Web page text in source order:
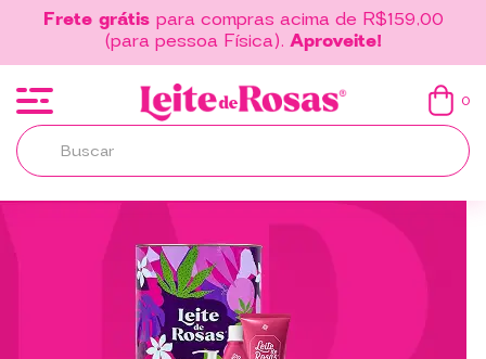
Frete grátispara compras acima de R$159,00
(para pessoa Física).Aproveite!
0